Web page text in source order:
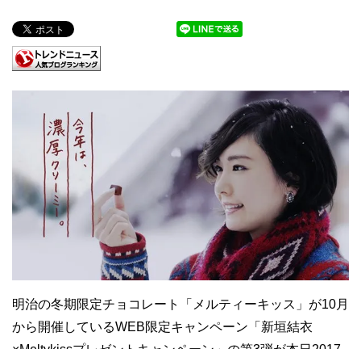
明治の冬期限定チョコレート「メルティーキッス」が10月
から開催しているWEB限定キャンペーン「新垣結衣